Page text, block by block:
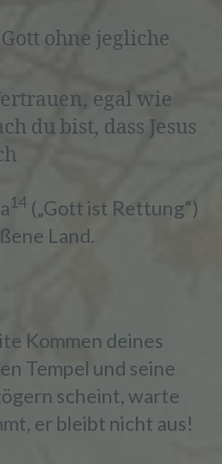
ohne jegliche
egal wie
du bist, dass Jesus
14 („Gott ist Rettung“)
Land.
Kommen deines
Tempel und seine
scheint, warte
er bleibt nicht aus!